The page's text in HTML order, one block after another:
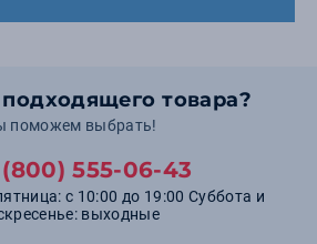
товара?
поможем выбрать!
555-06-43
с 10:00 до 19:00 Суббота и
выходные